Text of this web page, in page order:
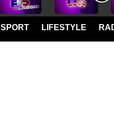
SPORT LIFESTYLE